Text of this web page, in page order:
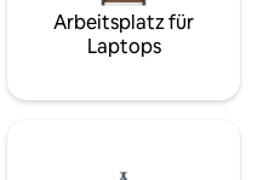
Arbeitsplatz für
Laptops